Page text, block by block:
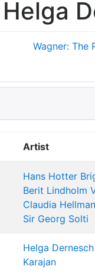
Helga
Wagner: The
Artist
Hans Hotter
Berit Lindholm
Claudia
Sir Georg Solti
Helga Dernesch
Karajan